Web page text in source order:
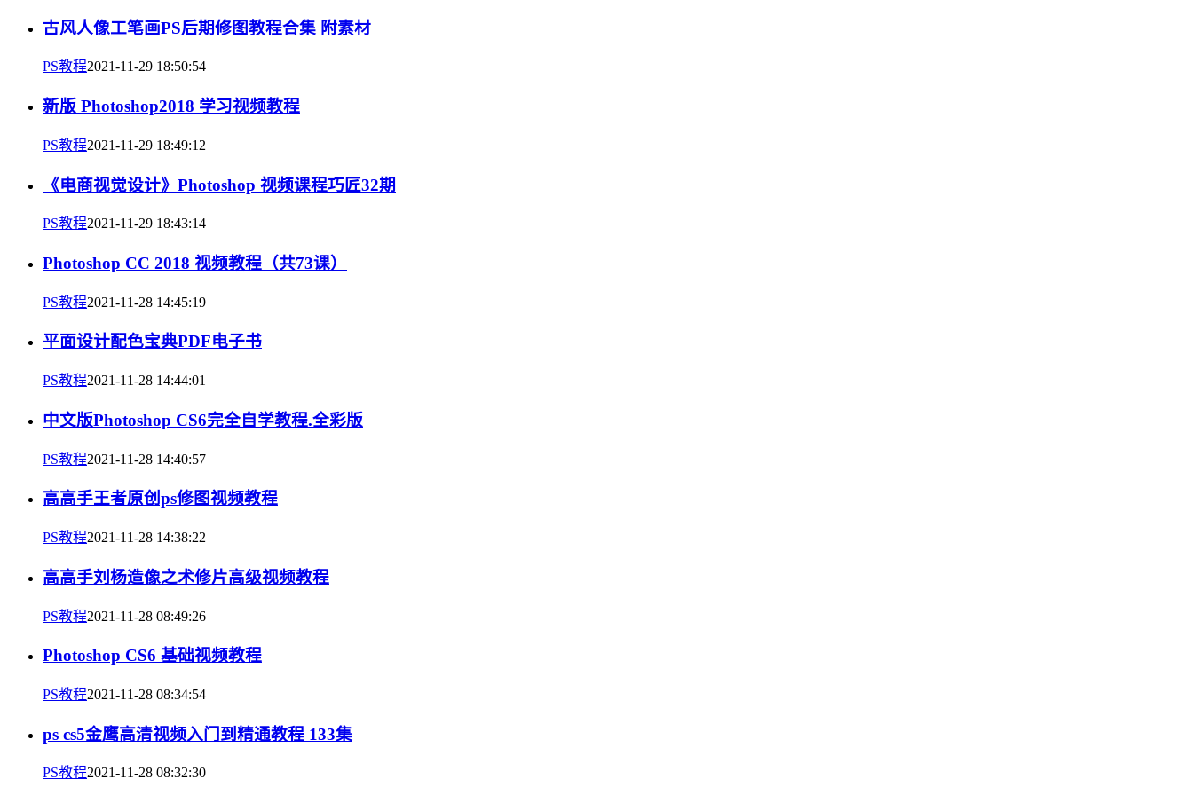
古风人像工笔画PS后期修图教程合集 附素材
PS教程2021-11-29 18:50:54
新版 Photoshop2018 学习视频教程
PS教程2021-11-29 18:49:12
《电商视觉设计》Photoshop 视频课程巧匠32期
PS教程2021-11-29 18:43:14
Photoshop CC 2018 视频教程（共73课）
PS教程2021-11-28 14:45:19
平面设计配色宝典PDF电子书
PS教程2021-11-28 14:44:01
中文版Photoshop CS6完全自学教程.全彩版
PS教程2021-11-28 14:40:57
高高手王者原创ps修图视频教程
PS教程2021-11-28 14:38:22
高高手刘杨造像之术修片高级视频教程
PS教程2021-11-28 08:49:26
Photoshop CS6 基础视频教程
PS教程2021-11-28 08:34:54
ps cs5金鹰高清视频入门到精通教程 133集
PS教程2021-11-28 08:32:30